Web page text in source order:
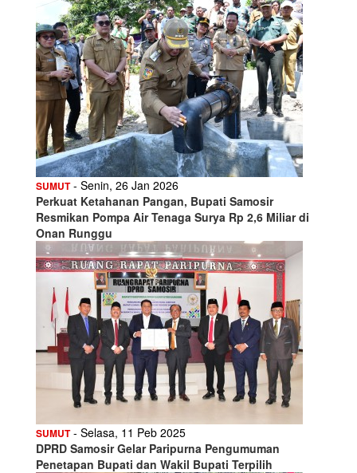
SUMUT- Senin, 26 Jan 2026
Perkuat Ketahanan Pangan, Bupati Samosir
Resmikan Pompa Air Tenaga Surya Rp 2,6 Miliar di
Onan Runggu
SUMUT- Selasa, 11 Peb 2025
DPRD Samosir Gelar Paripurna Pengumuman
Penetapan Bupati dan Wakil Bupati Terpilih